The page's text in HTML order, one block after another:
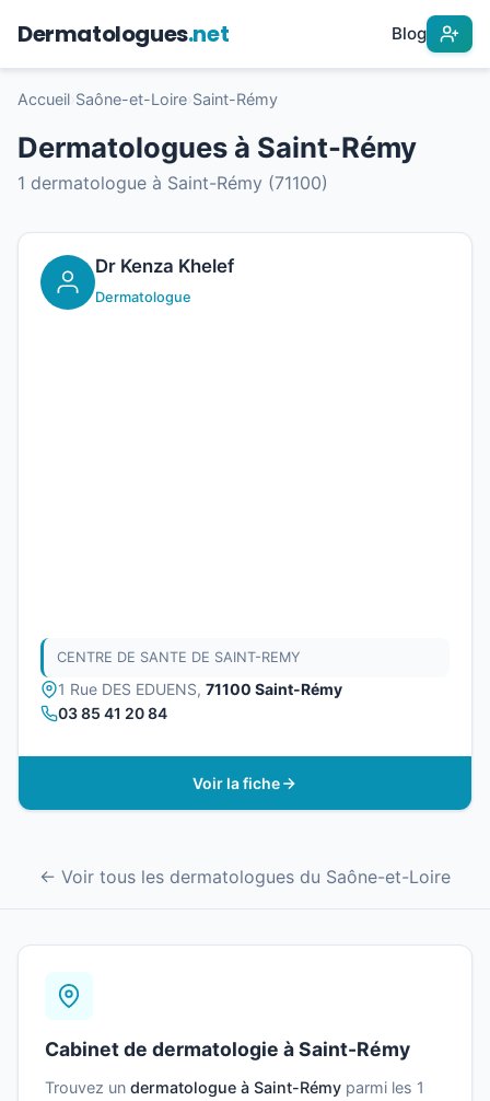
Dermatologues.net Blog
Accueil Saône-et-Loire Saint-Rémy
Dermatologues à Saint-Rémy
1 dermatologue à Saint-Rémy (71100)
Dr Kenza Khelef
Dermatologue
CENTRE DE SANTE DE SAINT-REMY
1 Rue DES EDUENS, 71100 Saint-Rémy
03 85 41 20 84
Voir la fiche
← Voir tous les dermatologues du Saône-et-Loire
Cabinet de dermatologie à Saint-Rémy
Trouvez un dermatologue à Saint-Rémy parmi les 1